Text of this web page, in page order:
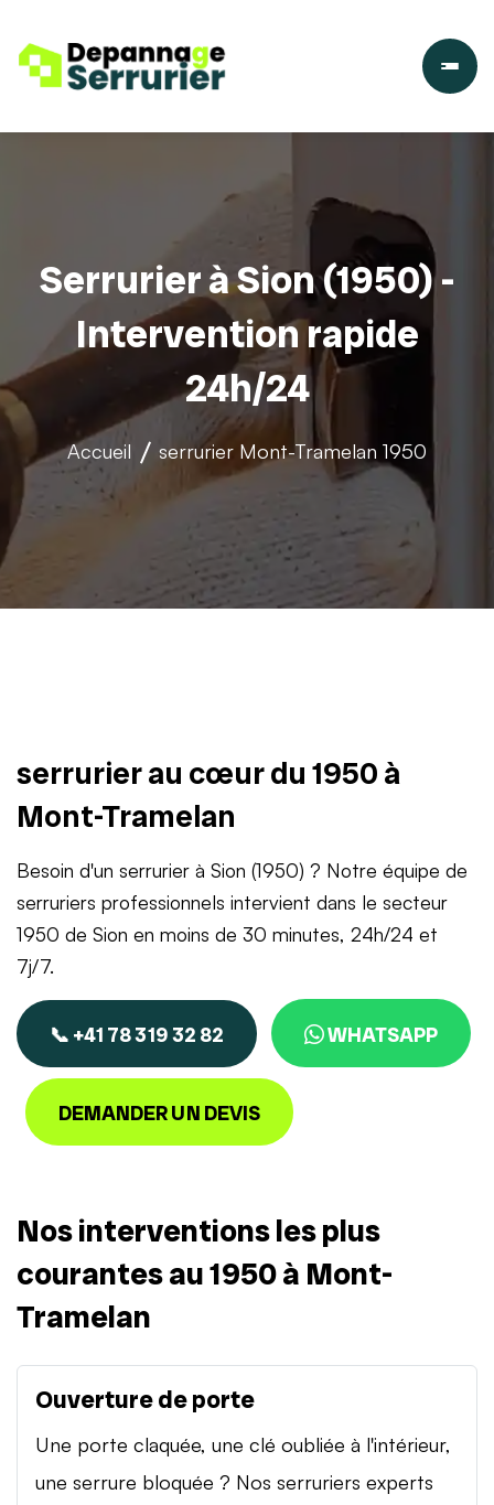
Serrurier à Sion (1950) -
Intervention rapide
24h/24
Accueil serrurier Mont-Tramelan 1950
serrurier au cœur du 1950 à
Mont-Tramelan
Besoin d'un serrurier à Sion (1950) ? Notre équipe de
serruriers professionnels intervient dans le secteur
1950 de Sion en moins de 30 minutes, 24h/24 et
7j/7.
📞 +41 78 319 32 82 WHATSAPP
DEMANDER UN DEVIS
Nos interventions les plus
courantes au 1950 à Mont-
Tramelan
Ouverture de porte
Une porte claquée, une clé oubliée à l'intérieur,
une serrure bloquée ? Nos serruriers experts